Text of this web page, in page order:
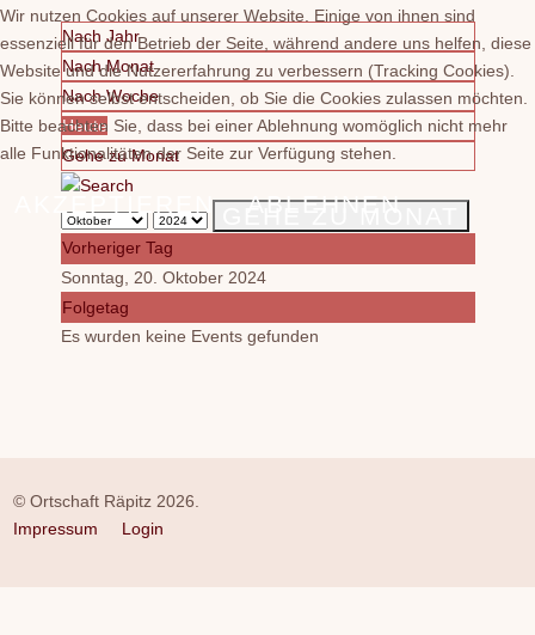
Nach Jahr
Nach Monat
Nach Woche
Heute
Gehe zu Monat
Vorheriger Tag
Sonntag, 20. Oktober 2024
Folgetag
Es wurden keine Events gefunden
© Ortschaft Räpitz 2026.
Impressum
Login
Wir nutzen Cookies auf unserer Website. Einige von ihnen sind
essenziell für den Betrieb der Seite, während andere uns helfen, diese
Website und die Nutzererfahrung zu verbessern (Tracking Cookies).
Sie können selbst entscheiden, ob Sie die Cookies zulassen möchten.
Bitte beachten Sie, dass bei einer Ablehnung womöglich nicht mehr
alle Funktionalitäten der Seite zur Verfügung stehen.
AKZEPTIEREN ABLEHNEN